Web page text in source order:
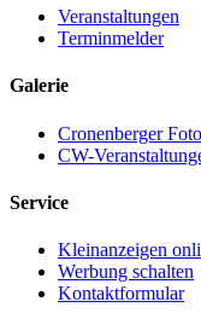
Veranstaltungen
Terminmelder
Galerie
Cronenberger
CW-
Service
Kleinanzeigen
Werbung schalten
Kontaktformular